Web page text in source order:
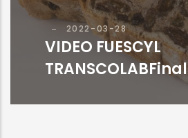
2022-03-28
VIDEO FUESCYL
TRANSCOLABFinal